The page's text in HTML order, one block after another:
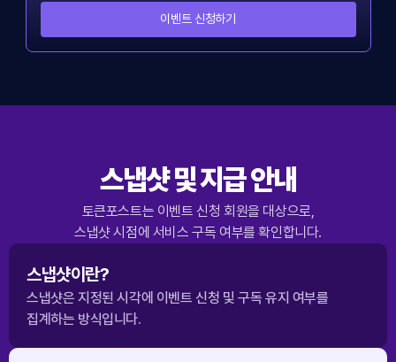
이벤트 신청하기
스냅샷 및 지급 안내
토큰포스트는 이벤트 신청 회원을 대상으로,
스냅샷 시점에 서비스 구독 여부를 확인합니다.
스냅샷이란?
스냅샷은 지정된 시각에 이벤트 신청 및 구독 유지 여부를
집계하는 방식입니다.